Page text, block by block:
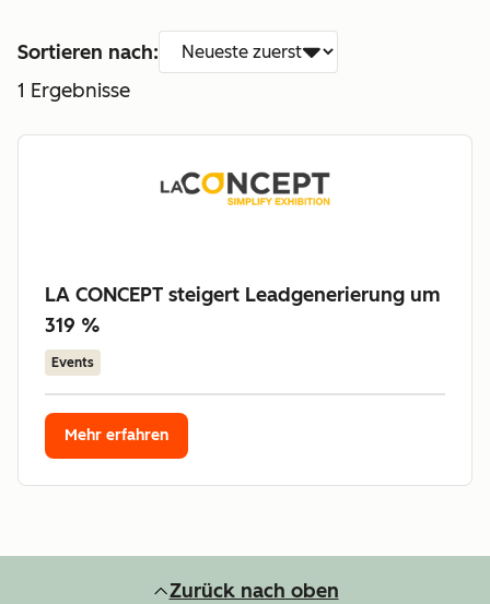
Sortieren nach:
1 Ergebnisse
LA CONCEPT steigert Leadgenerierung um
319 %
Events
Mehr erfahren
Zurück nach oben